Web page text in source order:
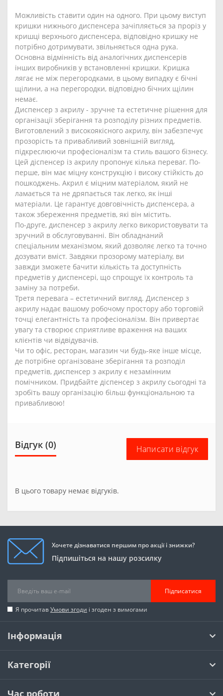
Можливість ставити один на одного. При цьому виступ
кришки нижнього диспенсера зачіпляється за проріз у
кришці верхнього диспенсера, відповідно кришку не
потрібно дотримувати, звільняється одна рука.
Основна відмінність від аналогічних диспенсерів
інших виробників у встановленні кришки. Кришка
лягає не між перегородками, в цьому випадку є бічні
щілини, а на перегородки, відповідно бічних щілин
немає.
Диспенсер з акрилу - зручне та естетичне рішення для
організації зберігання та розподілу різних предметів.
Виготовлений з високоякісного акрилу, він забезпечує
прозорість та привабливий зовнішній вигляд,
підкреслюючи професіоналізм та стиль вашого бізнесу.
Цей діспенсер із акрилу пропонує кілька переваг. По-
перше, він має міцну конструкцію і високу стійкість до
пошкоджень. Акрил є міцним матеріалом, який не
ламається та не дряпається так легко, як інші
матеріали. Це гарантує довговічність диспенсера, а
також збереження предметів, які він містить.
По-друге, диспенсер з акрилу легко використовувати та
зручний в обслуговуванні. Він обладнаний
спеціальним механізмом, який дозволяє легко та точно
дозувати вміст. Завдяки прозорому матеріалу, ви
завжди зможете бачити кількість та доступність
предметів у диспенсері, що спрощує їх контроль та
заміну за потреби.
Третя перевага – естетичний вигляд. Диспенсер з
акрилу надає вашому робочому простору або торговій
точці елегантність та професіоналізм. Він привертає
увагу та створює сприятливе враження на ваших
клієнтів чи відвідувачів.
Чи то офіс, ресторан, магазин чи будь-яке інше місце,
де потрібне організоване зберігання та розподіл
предметів, диспенсер з акрилу є незамінним
помічником. Придбайте діспенсер з акрилу сьогодні та
зробіть вашу організацію більш функціональною та
привабливою!
Відгук (0) Написати відгук
В цього товару немає відгуків.
Хочете дізнаватися першим про акції і знижки?
Підпишіться на нашу розсилку
Підписатися
Я прочитавУмови згоди і згоден з вимогами
Інформація
Категорії